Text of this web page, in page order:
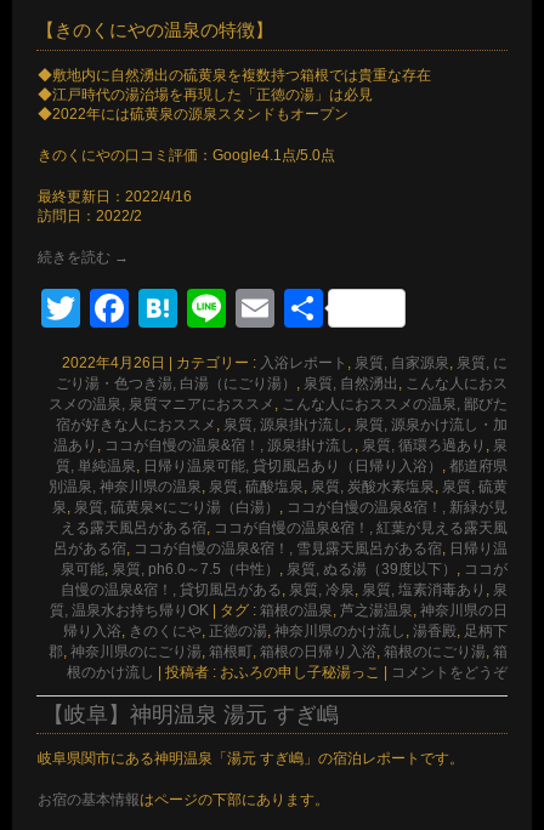
【きのくにやの温泉の特徴】
◆敷地内に自然湧出の硫黄泉を複数持つ箱根では貴重な存在
◆江戸時代の湯治場を再現した「正徳の湯」は必見
◆2022年には硫黄泉の源泉スタンドもオープン
きのくにやの口コミ評価：Google4.1点/5.0点
最終更新日：2022/4/16
訪問日：2022/2
続きを読む →
TwitterFacebook
Hatena
LineEmail
共
有
2022年4月26日 | カテゴリー : 入浴レポート , 泉質, 自家源泉, 泉質, に
ごり湯・色つき湯, 白湯（にごり湯） , 泉質, 自然湧出 , こんな人におス
スメの温泉, 泉質マニアにおススメ , こんな人におススメの温泉, 鄙びた
宿が好きな人におススメ , 泉質, 源泉掛け流し , 泉質, 源泉かけ流し・加
温あり , ココが自慢の温泉&宿！, 源泉掛け流し , 泉質, 循環ろ過あり , 泉
質, 単純温泉, 日帰り温泉可能, 貸切風呂あり（日帰り入浴） , 都道府県
別温泉, 神奈川県の温泉, 泉質, 硫酸塩泉, 泉質, 炭酸水素塩泉, 泉質, 硫黄
泉, 泉質, 硫黄泉×にごり湯（白湯） , ココが自慢の温泉&宿！, 新緑が見
える露天風呂がある宿, ココが自慢の温泉&宿！, 紅葉が見える露天風
呂がある宿, ココが自慢の温泉&宿！, 雪見露天風呂がある宿, 日帰り温
泉可能, 泉質, ph6.0～7.5（中性） , 泉質, ぬる湯（39度以下） , ココが
自慢の温泉&宿！, 貸切風呂がある, 泉質, 冷泉, 泉質, 塩素消毒あり , 泉
質, 温泉水お持ち帰りOK | タグ : 箱根の温泉, 芦之湯温泉, 神奈川県の日
帰り入浴, きのくにや, 正徳の湯, 神奈川県のかけ流し , 湯香殿, 足柄下
郡, 神奈川県のにごり湯, 箱根町, 箱根の日帰り入浴, 箱根のにごり湯, 箱
根のかけ流し | 投稿者 : おふろの申し子秘湯っこ | コメントをどうぞ
【岐阜】神明温泉 湯元 すぎ嶋
岐阜県関市にある神明温泉「湯元 すぎ嶋」の宿泊レポートです。
お宿の基本情報はページの下部にあります。